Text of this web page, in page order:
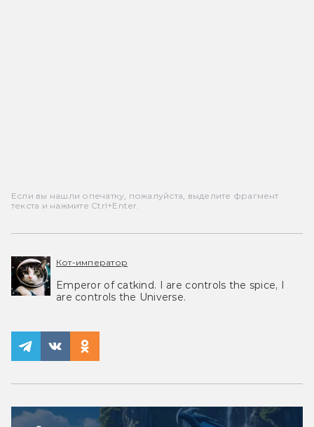
Если вы нашли опечатку, пожалуйста, выделите фрагмент
текста и нажмите Ctrl+Enter.
Кот-император
Emperor of catkind. I are controls the spice, I
are controls the Universe.